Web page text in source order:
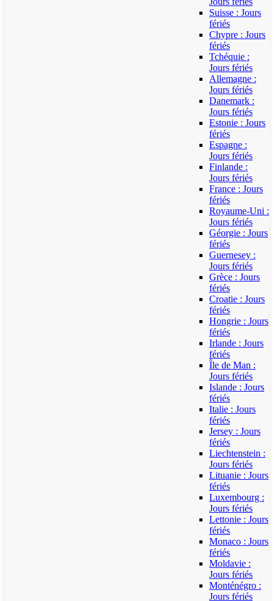
Suisse : Jours
fériés
Chypre : Jours
fériés
Tchéquie :
Jours fériés
Allemagne :
Jours fériés
Danemark :
Jours fériés
Estonie : Jours
fériés
Espagne :
Jours fériés
Finlande :
Jours fériés
France : Jours
fériés
Royaume-Uni :
Jours fériés
Géorgie : Jours
fériés
Guernesey :
Jours fériés
Grèce : Jours
fériés
Croatie : Jours
fériés
Hongrie : Jours
fériés
Irlande : Jours
fériés
Île de Man :
Jours fériés
Islande : Jours
fériés
Italie : Jours
fériés
Jersey : Jours
fériés
Liechtenstein :
Jours fériés
Lituanie : Jours
fériés
Luxembourg :
Jours fériés
Lettonie : Jours
fériés
Monaco : Jours
fériés
Moldavie :
Jours fériés
Monténégro :
Jours fériés